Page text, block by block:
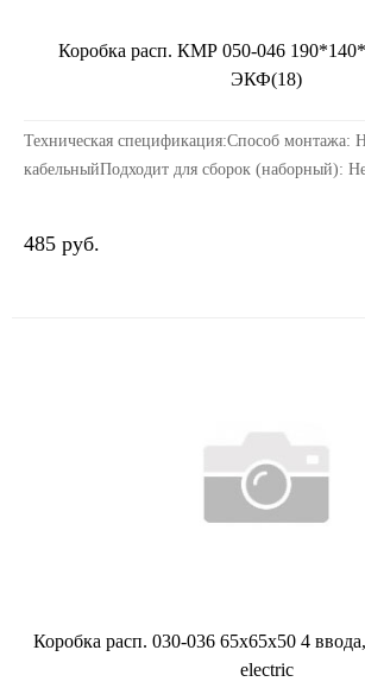
Коробка расп. КМР 050-046
ЭКФ(18)
Техническая спецификация:Способ монтажа:
кабельныйПодходит для сборок (наборный):
485 руб.
Коробка расп. 030-036 65х65х50 4
electric